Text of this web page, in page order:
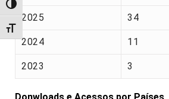
Alternar alto contraste
Alternar tamanho da fonte
2025 34
2024 11
2023 3